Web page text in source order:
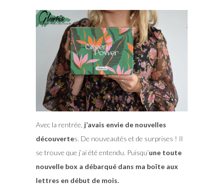
Avec la rentrée, j’avais envie de nouvelles
découvertes. De nouveautés et de surprises ! Il
se trouve que j’ai été entendu. Puisqu’une toute
nouvelle box a débarqué dans ma boîte aux
lettres en début de mois.